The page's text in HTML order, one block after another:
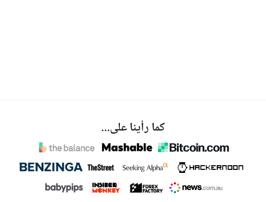
كما رأينا على...